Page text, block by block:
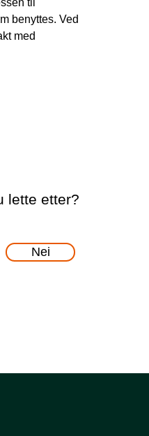
til
benyttes. Ved
med
lette etter?
Nei